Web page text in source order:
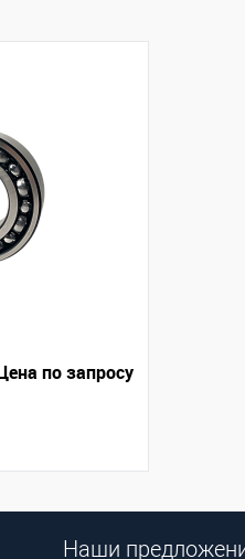
по запросу
Наши